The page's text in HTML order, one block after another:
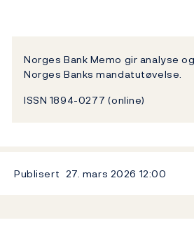
Norges Bank Memo gir analyse
Norges Banks mandatutøvelse.
ISSN 1894-0277 (online)
Publisert 27. mars 2026 12:00